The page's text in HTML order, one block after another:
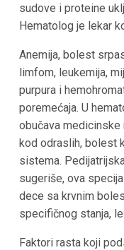
sudove i proteine
Hematolog je lekar
Anemija, bolest
limfom, leukemija,
purpura i
poremećaja. U
obučava
kod odraslih, bolest
sistema.
sugeriše, ova
dece sa krvnim
specifičnog stanja,
Faktori rasta koji